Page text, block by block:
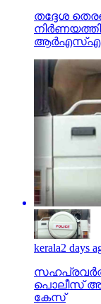
തദ്ദേശ
kerala2 days
പൊലീസ്
കേസ്